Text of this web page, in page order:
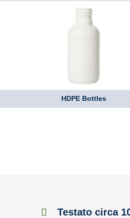
HDPE Bottles
Testato circa